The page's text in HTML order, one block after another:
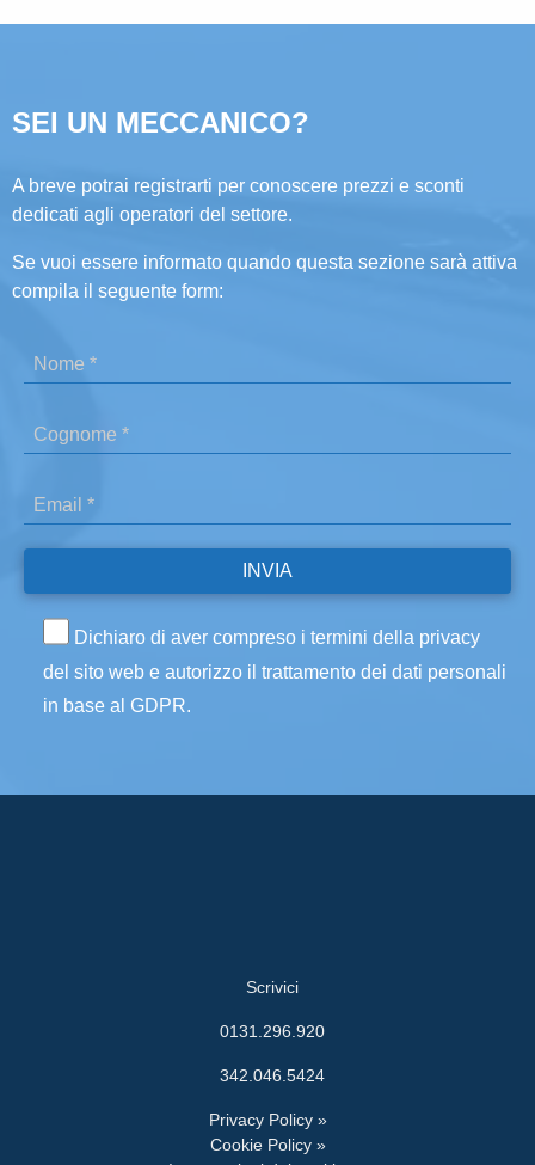
SEI UN MECCANICO?
A breve potrai registrarti per conoscere prezzi e sconti
dedicati agli operatori del settore.
Se vuoi essere informato quando questa sezione sarà attiva
compila il seguente form:
Dichiaro di aver compreso i termini della privacy
del sito web e autorizzo il trattamento dei dati personali
in base al GDPR.
Scrivici
0131.296.920
342.046.5424
Privacy Policy »
Cookie Policy »